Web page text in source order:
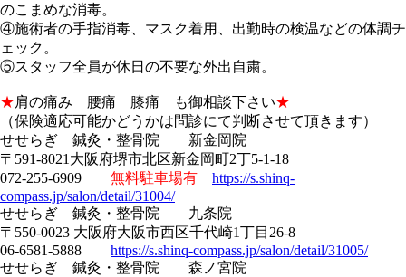
のこまめな消毒。
④施術者の手指消毒、マスク着用、出勤時の検温などの体調チ
ェック。
⑤スタッフ全員が休日の不要な外出自粛。
★肩の痛み 腰痛 膝痛 も御相談下さい★
（保険適応可能かどうかは問診にて判断させて頂きます）
せせらぎ 鍼灸・整骨院 新金岡院
〒591-8021大阪府堺市北区新金岡町2丁5-1-18
072-255-6909 無料駐車場有
https://s.shinq-
compass.jp/salon/detail/31004/
せせらぎ 鍼灸・整骨院 九条院
〒550-0023 大阪府大阪市西区千代崎1丁目26-8
06-6581-5888 https://s.shinq-compass.jp/salon/detail/31005/
せせらぎ 鍼灸・整骨院 森ノ宮院